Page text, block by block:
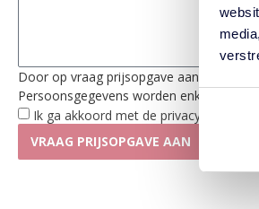
Door op vraag prijsopgave aan te
Persoonsgegevens worden enkel
Ik ga akkoord met de privacyverklaring
VRAAG PRIJSOPGAVE AAN